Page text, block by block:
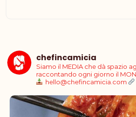
chefincamicia
Siamo il MEDIA che dà spazio
raccontando ogni giorno il
hello@chefincamicia.com